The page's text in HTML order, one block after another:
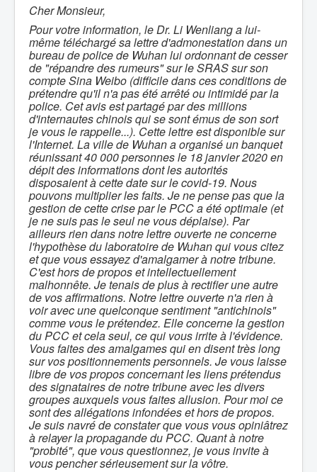
Cher Monsieur,
Pour votre information, le Dr. Li Wenliang a lui-
même téléchargé sa lettre d'admonestation dans un
bureau de police de Wuhan lui ordonnant de cesser
de "répandre des rumeurs" sur le SRAS sur son
compte Sina Weibo (difficile dans ces conditions de
prétendre qu'il n'a pas été arrêté ou intimidé par la
police. Cet avis est partagé par des millions
d'internautes chinois qui se sont émus de son sort
je vous le rappelle...). Cette lettre est disponible sur
l'Internet. La ville de Wuhan a organisé un banquet
réunissant 40 000 personnes le 18 janvier 2020 en
dépit des informations dont les autorités
disposaient à cette date sur le covid-19. Nous
pouvons multiplier les faits. Je ne pense pas que la
gestion de cette crise par le PCC a été optimale (et
je ne suis pas le seul ne vous déplaise). Par
ailleurs rien dans notre lettre ouverte ne concerne
l'hypothèse du laboratoire de Wuhan qui vous citez
et que vous essayez d'amalgamer à notre tribune.
C'est hors de propos et intellectuellement
malhonnête. Je tenais de plus à rectifier une autre
de vos affirmations. Notre lettre ouverte n'a rien à
voir avec une quelconque sentiment "antichinois"
comme vous le prétendez. Elle concerne la gestion
du PCC et cela seul, ce qui vous irrite à l'évidence.
Vous faites des amalgames qui en disent très long
sur vos positionnements personnels. Je vous laisse
libre de vos propos concernant les liens prétendus
des signataires de notre tribune avec les divers
groupes auxquels vous faites allusion. Pour moi ce
sont des allégations infondées et hors de propos.
Je suis navré de constater que vous vous opiniâtrez
à relayer la propagande du PCC. Quant à notre
"probité", que vous questionnez, je vous invite à
vous pencher sérieusement sur la vôtre.